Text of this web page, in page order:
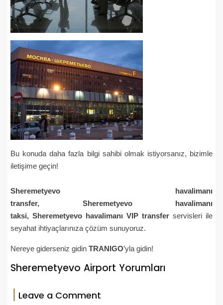
Bu konuda daha fazla bilgi sahibi olmak istiyorsanız, bizimle
iletişime geçin!
Sheremetyevo havalimanı
transfer, Sheremetyevohavalimanı
taksi, Sheremetyevo havalimanı VIP transfer servisleri ile
seyahat ihtiyaçlarınıza çözüm sunuyoruz.
Nereye giderseniz gidin TRANIGO’yla gidin!
Sheremetyevo Airport Yorumları
Leave a Comment